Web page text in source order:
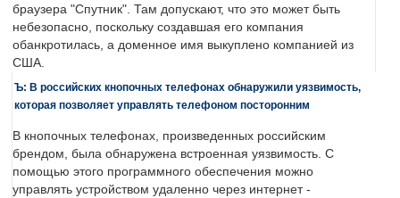
браузера "Спутник". Там допускают, что это может быть
небезопасно, поскольку создавшая его компания
обанкротилась, а доменное имя выкуплено компанией из
США.
Ъ: В российских кнопочных телефонах обнаружили уязвимость,
которая позволяет управлять телефоном посторонним
В кнопочных телефонах, произведенных российским
брендом, была обнаружена встроенная уязвимость. С
помощью этого программного обеспечения можно
управлять устройством удаленно через интернет -